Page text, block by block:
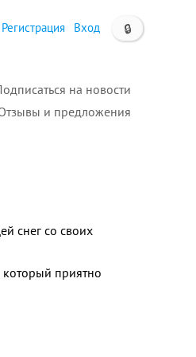
🔒
Регистрация Вход
на новости
и предложения
снег со своих
приятно